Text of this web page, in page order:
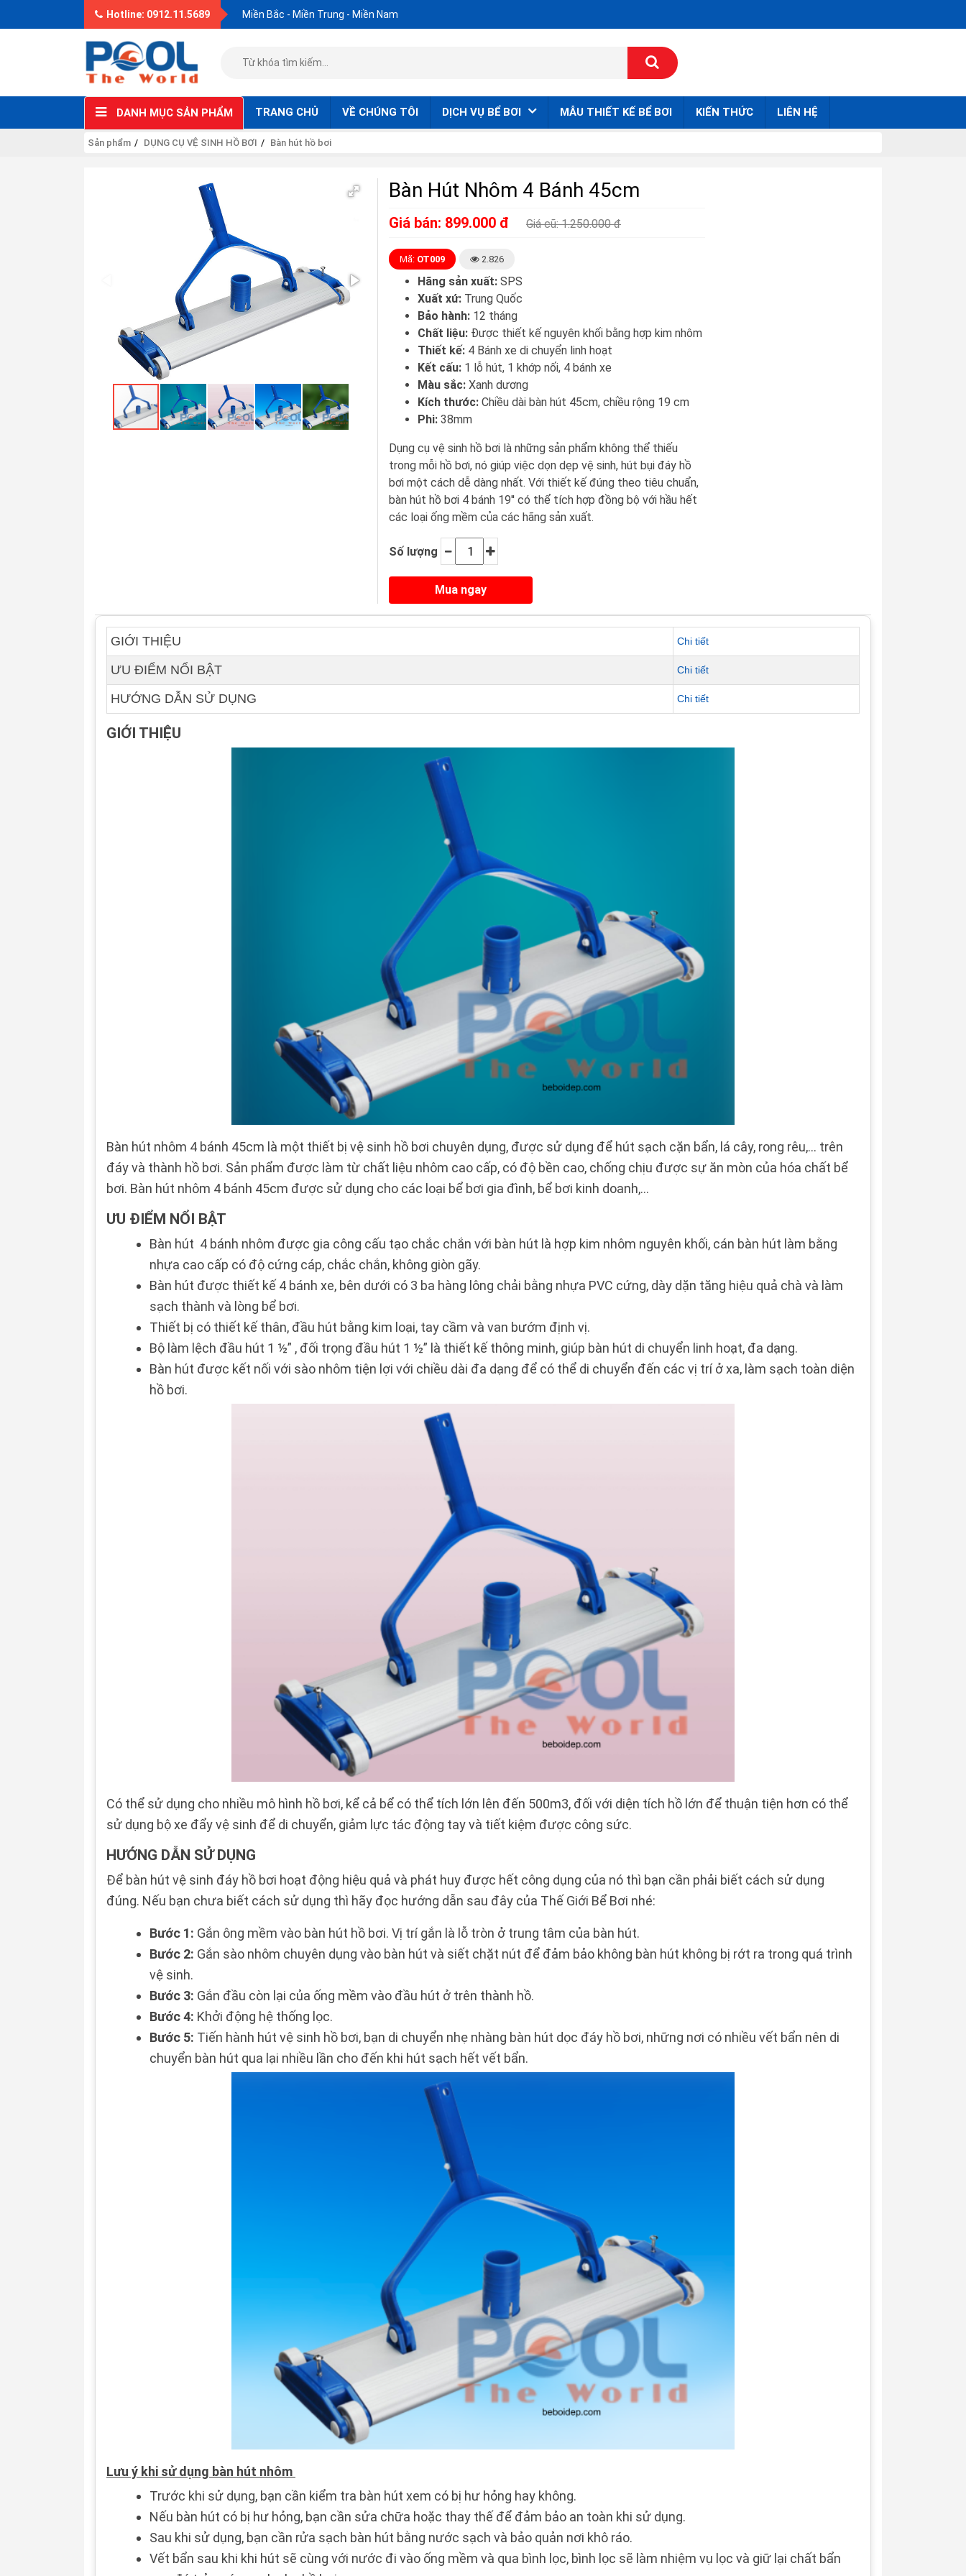
Hotline: 0912.11.5689 Miền Bắc - Miền Trung - Miền Nam
DANH MỤC SẢN PHẨM TRANG CHỦ VỀ CHÚNG TÔI DỊCH VỤ BỂ BƠI MẪU THIẾT KẾ BỂ BƠI KIẾN THỨC LIÊN HỆ
Sản phẩm DỤNG CỤ VỆ SINH HỒ BƠI Bàn hút hồ bơi
Bàn Hút Nhôm 4 Bánh 45cm
Giá bán: 899.000 đ Giá cũ: 1.250.000 đ
Mã: OT009 2.826
Hãng sản xuất: SPS
Xuất xứ: Trung Quốc
Bảo hành: 12 tháng
Chất liệu: Được thiết kế nguyên khối bằng hợp kim nhôm
Thiết kế: 4 Bánh xe di chuyển linh hoạt
Kết cấu: 1 lỗ hút, 1 khớp nối, 4 bánh xe
Màu sắc: Xanh dương
Kích thước: Chiều dài bàn hút 45cm, chiều rộng 19 cm
Phi: 38mm
Dụng cụ vệ sinh hồ bơi là những sản phẩm không thể thiếu
trong mỗi hồ bơi, nó giúp việc dọn dẹp vệ sinh, hút bụi đáy hồ
bơi một cách dễ dàng nhất. Với thiết kế đúng theo tiêu chuẩn,
bàn hút hồ bơi 4 bánh 19'' có thể tích hợp đồng bộ với hầu hết
các loại ống mềm của các hãng sản xuất.
Số lượng
GIỚI THIỆU Chi tiết
ƯU ĐIỂM NỔI BẬT Chi tiết
HƯỚNG DẪN SỬ DỤNG Chi tiết
GIỚI THIỆU
Bàn hút nhôm 4 bánh 45cm là một thiết bị vệ sinh hồ bơi chuyên dụng, được sử dụng để hút sạch cặn bẩn, lá cây, rong rêu,... trên
đáy và thành hồ bơi. Sản phẩm được làm từ chất liệu nhôm cao cấp, có độ bền cao, chống chịu được sự ăn mòn của hóa chất bể
bơi. Bàn hút nhôm 4 bánh 45cm được sử dụng cho các loại bể bơi gia đình, bể bơi kinh doanh,...
ƯU ĐIỂM NỔI BẬT
Bàn hút 4 bánh nhôm được gia công cấu tạo chắc chắn với bàn hút là hợp kim nhôm nguyên khối, cán bàn hút làm bằng
nhựa cao cấp có độ cứng cáp, chắc chắn, không giòn gãy.
Bàn hút được thiết kế 4 bánh xe, bên dưới có 3 ba hàng lông chải bằng nhựa PVC cứng, dày dặn tăng hiệu quả chà và làm
sạch thành và lòng bể bơi.
Thiết bị có thiết kế thân, đầu hút bằng kim loại, tay cầm và van bướm định vị.
Bộ làm lệch đầu hút 1 ½” , đối trọng đầu hút 1 ½” là thiết kế thông minh, giúp bàn hút di chuyển linh hoạt, đa dạng.
Bàn hút được kết nối với sào nhôm tiện lợi với chiều dài đa dạng để có thể di chuyển đến các vị trí ở xa, làm sạch toàn diện
hồ bơi.
Có thể sử dụng cho nhiều mô hình hồ bơi, kể cả bể có thể tích lớn lên đến 500m3, đối với diện tích hồ lớn để thuận tiện hơn có thể
sử dụng bộ xe đẩy vệ sinh để di chuyển, giảm lực tác động tay và tiết kiệm được công sức.
HƯỚNG DẪN SỬ DỤNG
Để bàn hút vệ sinh đáy hồ bơi hoạt động hiệu quả và phát huy được hết công dụng của nó thì bạn cần phải biết cách sử dụng
đúng. Nếu bạn chưa biết cách sử dụng thì hãy đọc hướng dẫn sau đây của Thế Giới Bể Bơi nhé:
Bước 1: Gắn ông mềm vào bàn hút hồ bơi. Vị trí gắn là lỗ tròn ở trung tâm của bàn hút.
Bước 2: Gắn sào nhôm chuyên dụng vào bàn hút và siết chặt nút để đảm bảo không bàn hút không bị rớt ra trong quá trình
vệ sinh.
Bước 3: Gắn đầu còn lại của ống mềm vào đầu hút ở trên thành hồ.
Bước 4: Khởi động hệ thống lọc.
Bước 5: Tiến hành hút vệ sinh hồ bơi, bạn di chuyển nhẹ nhàng bàn hút dọc đáy hồ bơi, những nơi có nhiều vết bẩn nên di
chuyển bàn hút qua lại nhiều lần cho đến khi hút sạch hết vết bẩn.
Lưu ý khi sử dụng bàn hút nhôm
Trước khi sử dụng, bạn cần kiểm tra bàn hút xem có bị hư hỏng hay không.
Nếu bàn hút có bị hư hỏng, bạn cần sửa chữa hoặc thay thế để đảm bảo an toàn khi sử dụng.
Sau khi sử dụng, bạn cần rửa sạch bàn hút bằng nước sạch và bảo quản nơi khô ráo.
Vết bẩn sau khi khi hút sẽ cùng với nước đi vào ống mềm và qua bình lọc, bình lọc sẽ làm nhiệm vụ lọc và giữ lại chất bẩn